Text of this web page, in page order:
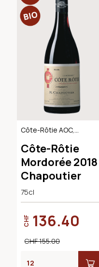
Côte-Rôtie AOC,
Côte-Rôtie
Mordorée 2018
Chapoutier
75cl
CHF 136.40
CHF 155.00